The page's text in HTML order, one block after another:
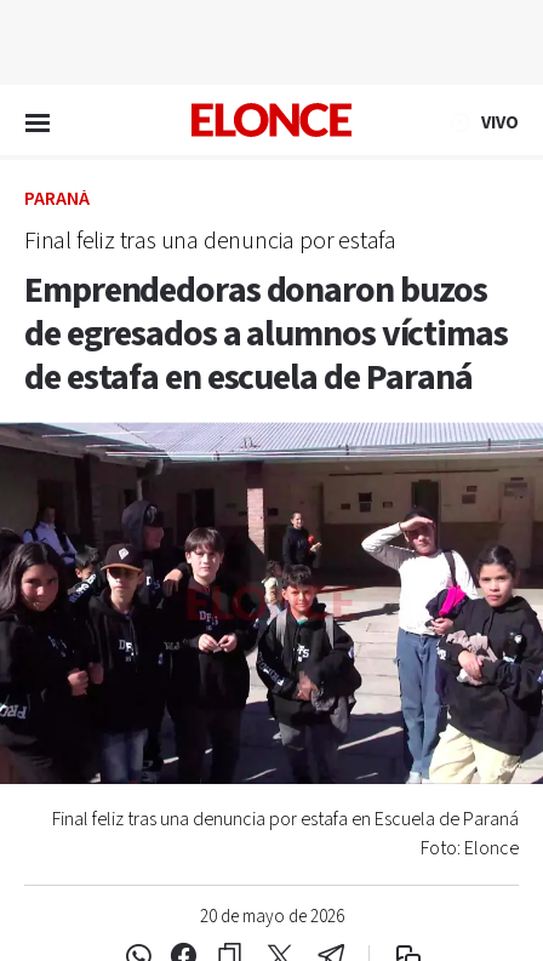
VIVO
PARANÁ
Final feliz tras una denuncia por estafa
Emprendedoras donaron buzos
de egresados a alumnos víctimas
de estafa en escuela de Paraná
20 de mayo de 2026
Final feliz tras una denuncia por estafa en Escuela de Paraná
Foto: Elonce